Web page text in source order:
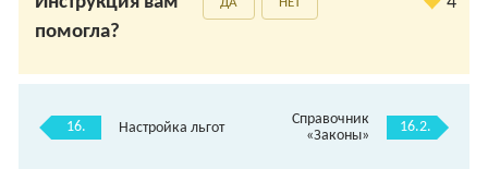
помогла?
ДА НЕТ
16. Настройка льгот
Справочник
«Законы»
16.2.